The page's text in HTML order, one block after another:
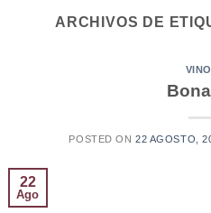
ARCHIVOS DE
POSTED ON22 AGOSTO,
22
Ago